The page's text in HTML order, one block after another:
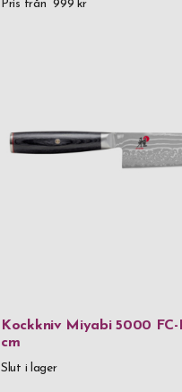
avtackningspresent. Om
Pris från 999 kr
Kockkniv Miyabi 5000 FC-
cm
Slut i lager